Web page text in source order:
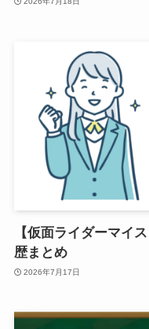
【仮面ライダーマイ
歴まとめ
2026年7月17日